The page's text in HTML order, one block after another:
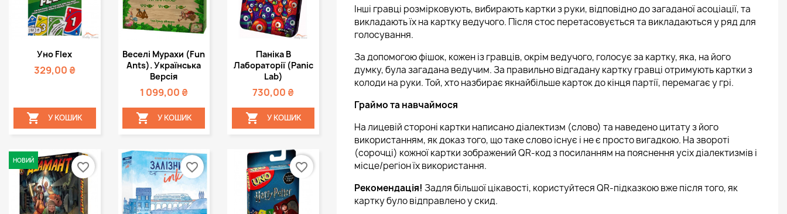
Швидкий
перегляд
Уно Flex
329,00 ₴
 У КОШИК
Швидкий
перегляд
Веселі Мурахи (Fun
Ants). Українська
Версія
1 099,00 ₴
 У КОШИК
Швидкий
перегляд
Паніка В
Лабораторії (Panic
Lab)
730,00 ₴
 У КОШИК
НОВИЙ
favorite_border favorite_border favorite_border
Інші гравці розмірковують, вибирають картки з руки, відповідно до загаданої асоціації, та
викладають їх на картку ведучого. Після стос перетасовується та викладаються у ряд для
голосування.
За допомогою фішок, кожен із гравців, окрім ведучого, голосує за картку, яка, на його
думку, була загадана ведучим. За правильно відгадану картку гравці отримують картки з
колоди на руки. Той, хто назбирає якнайбільше карток до кінця партії, перемагає у грі.
Граймо та навчаймося
На лицевій стороні картки написано діалектизм (слово) та наведено цитату з його
використанням, як доказ того, що таке слово існує і не є просто вигадкою. На звороті
(сорочці) кожної картки зображений QR-код з посиланням на пояснення усіх діалектизмів і
місце/регіон їх використання.
Рекомендація! Задля більшої цікавості, користуйтеся QR-підказкою вже після того, як
картку було відправлено у скид.